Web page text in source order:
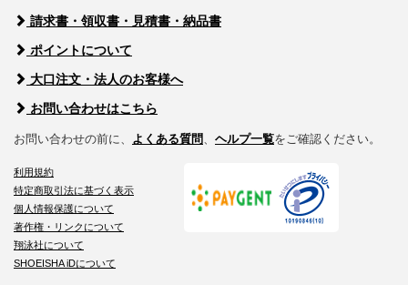
請求書・領収書・見積書・納品書
ポイントについて
大口注文・法人のお客様へ
お問い合わせはこちら
お問い合わせの前に、 よくある質問 ヘルプ一覧をご確認ください。
利用規約
特定商取引法に基づく表示
個人情報保護について
著作権・リンクについて
翔泳社について
SHOEISHA iDについて